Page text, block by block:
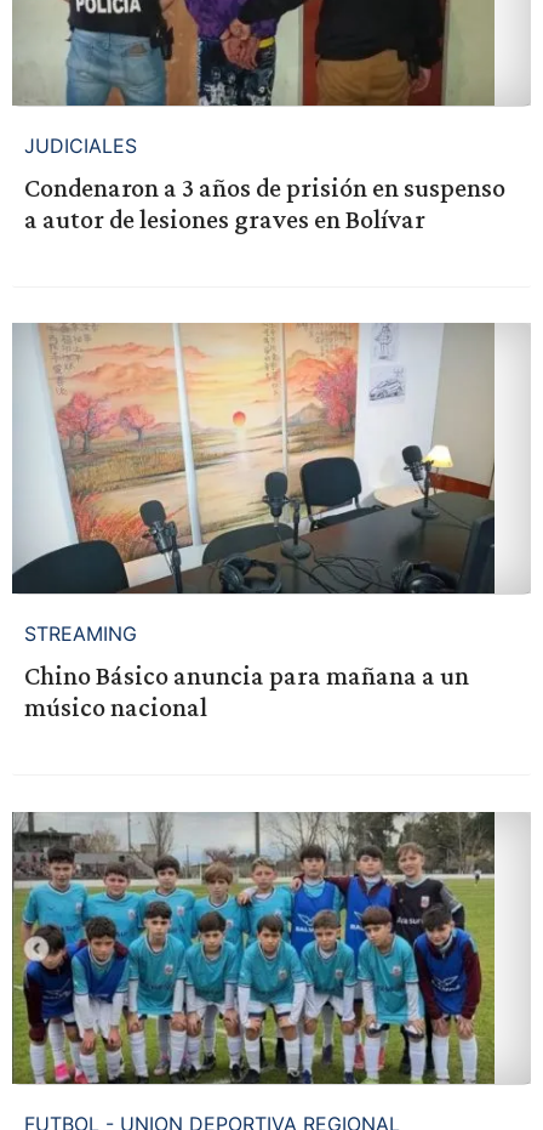
JUDICIALES
Condenaron a 3 años de prisión en suspenso
a autor de lesiones graves en Bolívar
STREAMING
Chino Básico anuncia para mañana a un
músico nacional
FUTBOL - UNION DEPORTIVA REGIONAL